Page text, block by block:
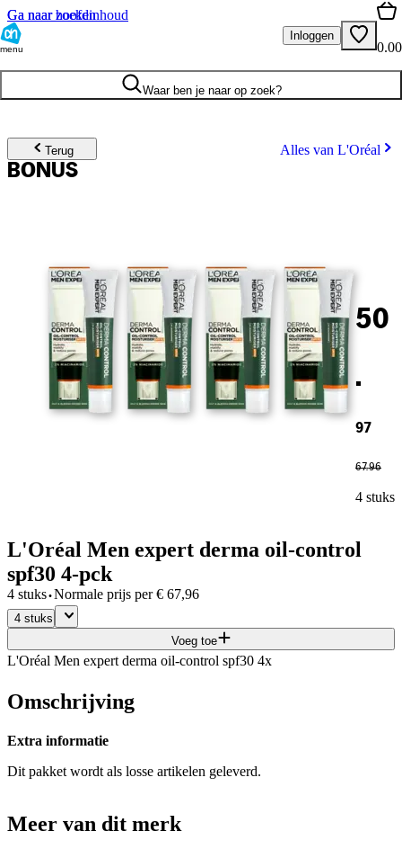
Ga naar hoofdinhoud
Ga naar zoeken
menu
Inloggen
0.00
Waar ben je naar op zoek?
Terug Alles van L'Oréal
BONUS
50
.
97
67.96
4 stuks
L'Oréal Men expert derma oil-control
spf30 4-pck
4 stuks·Normale prijs per € 67,96
4 stuks
Voeg toe
L'Oréal Men expert derma oil-control spf30 4x
Omschrijving
Extra informatie
Dit pakket wordt als losse artikelen geleverd.
Meer van dit merk